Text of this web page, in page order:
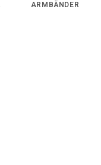
ARMBÄNDER